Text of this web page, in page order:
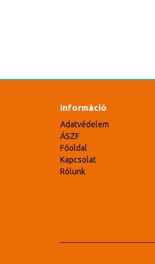
Információ
Adatvédelem
ÁSZF
Főoldal
Kapcsolat
Rólunk